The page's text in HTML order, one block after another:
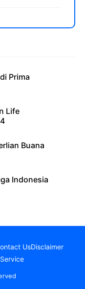
Prima
Life
Buana
Indonesia
UsDisclaimer